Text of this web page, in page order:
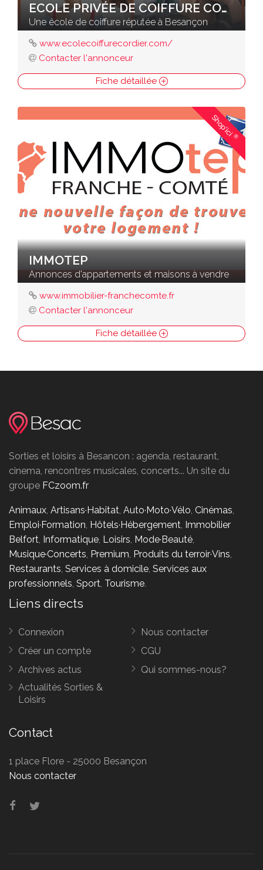
ECOLE PRIVÉE DE COIFFURE CORDIER
Une école de coiffure réputée à Besançon
www.ecolecoiffurecordier.com/
Contacter l'annonceur
Fiche détaillée
Shop'ici®
IMMOTEP
Annonces d'appartements et maisons à vendre
www.immobilier-franchecomte.fr
Contacter l'annonceur
Fiche détaillée
Sorties et loisirs à Besancon : agenda, restaurant,
cinema, rencontres musicales, concerts... Un site du
groupe FCzoom.fr
Animaux, Artisans·Habitat, Auto·Moto·Vélo, Cinémas,
Emploi·Formation, Hôtels·Hébergement, Immobilier
Belfort, Informatique, Loisirs, Mode·Beauté,
Musique·Concerts, Premium, Produits du terroir·Vins,
Restaurants, Services à domicile, Services aux
professionnels, Sport, Tourisme.
Liens directs
Connexion
Créer un compte
Archives actus
Actualités Sorties &
Loisirs
Nous contacter
CGU
Qui sommes-nous?
Contact
1 place Flore - 25000 Besançon
Nous contacter